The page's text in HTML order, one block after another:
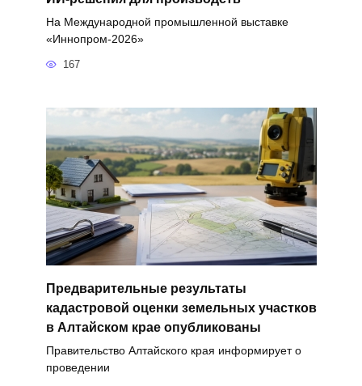
На Международной промышленной выставке
«Иннопром-2026»
167
Предварительные результаты
кадастровой оценки земельных участков
в Алтайском крае опубликованы
Правительство Алтайского края информирует о
проведении